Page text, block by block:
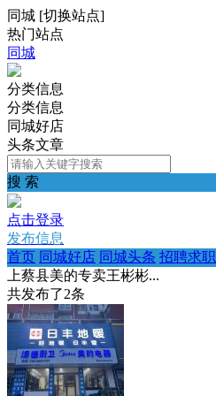
同城 [切换站点]
热门站点
同城
分类信息
分类信息
同城好店
头条文章
搜 索
点击登录
发布信息
首页 同城好店 同城头条 招聘求职
上蔡县美的专卖王彬彬...
共发布了2条